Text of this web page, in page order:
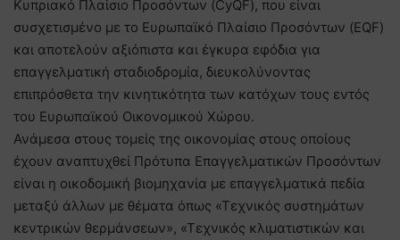
Κυπριακό Πλαίσιο Προσόντων (CyQF), που είναι
συσχετισμένο με το Ευρωπαϊκό Πλαίσιο Προσόντων (EQF)
και αποτελούν αξιόπιστα και έγκυρα εφόδια για
επαγγελματική σταδιοδρομία, διευκολύνοντας
επιπρόσθετα την κινητικότητα των κατόχων τους εντός
του Ευρωπαϊκού Οικονομικού Χώρου.
Ανάμεσα στους τομείς της οικονομίας στους οποίους
έχουν αναπτυχθεί Πρότυπα Επαγγελματικών Προσόντων
είναι η οικοδομική βιομηχανία με επαγγελματικά πεδία
μεταξύ άλλων με θέματα όπως «Τεχνικός συστημάτων
κεντρικών θερμάνσεων», «Τεχνικός κλιματιστικών και